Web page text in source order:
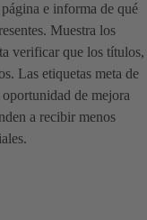
e informa de qué
Muestra los
verificar que los títulos,
Las etiquetas meta de
oportunidad de mejora
a recibir menos